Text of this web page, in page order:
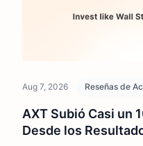
Aug 7, 2026 Reseñas de
AXT Subió Casi un
Desde los